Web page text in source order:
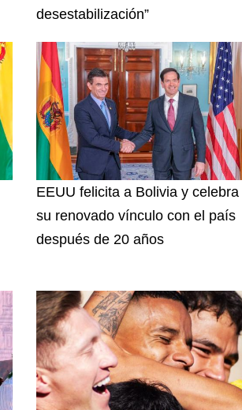
desestabilización”
EEUU felicita a Bolivia y celebra
su renovado vínculo con el país
después de 20 años